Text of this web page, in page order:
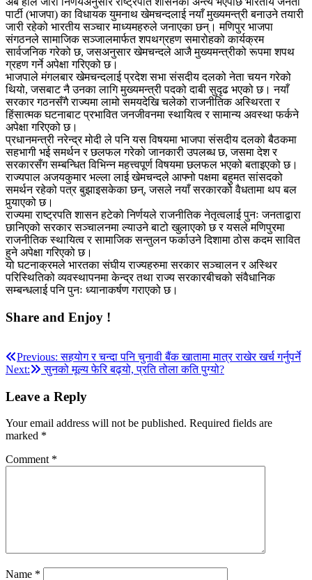
पार्टी (भाजपा) का विधायक युमनाथ खेमचन्दलाई नयाँ मुख्यमन्त्री बनाउने तयारी
जारी रहेको भारतीय सञ्चार माध्यमहरुले जनाएका छन्। मणिपुर भाजपा
संगठनले सामाजिक सञ्जालमार्फत शपथग्रहण समारोहको कार्यक्रम
सार्वजनिक गरेको छ, जसअनुसार खेमचन्दले आजै मुख्यमन्त्रीको रूपमा शपथ
ग्रहण गर्ने अपेक्षा गरिएको छ।
भाजपाले मंगलबार खेमचन्दलाई प्रदेश सभा संसदीय दलको नेता चयन गरेको
थियो, जसबाट नै उनका लागि मुख्यमन्त्री पदको दाबी सुदृढ भएको छ। नयाँ
सरकार गठनसँगै राज्यमा लामो समयदेखि चलेको राजनीतिक अस्थिरता र
हिंसात्मक घटनाबाट प्रभावित जनजीवनमा स्थायित्व र सामान्य अवस्था फर्कने
अपेक्षा गरिएको छ।
प्रधानमन्त्री नरेन्द्र मोदी ले पनि यस विषयमा भाजपा संसदीय दलको बैठकमा
सहभागी भई समर्थन र छलफल गरेको जानकारी उपलब्ध छ, जसमा देश र
सरकारसँग सम्बन्धित विभिन्न महत्त्वपूर्ण विषयमा छलफल भएको बताइएको छ।
राज्यपाल अजयकुमार भल्ला लाई खेमचन्दले आफ्नो पक्षमा बहुमत सांसदको
समर्थन रहेको पत्र बुझाइसकेका छन्, जसले नयाँ सरकारको वैधतामा थप बल
पुर्‍याएको छ।
राज्यमा राष्ट्रपति शासन हटेको निर्णयले राजनीतिक नेतृत्वलाई पुनः जनताद्वारा
छानिएको सरकार सञ्चालनमा ल्याउने बाटो खुलाएको छ र यसले मणिपुरमा
राजनीतिक स्थायित्व र सामाजिक सन्तुलन फर्काउने दिशामा ठोस कदम सावित
हुने अपेक्षा गरिएको छ।
यो घटनाक्रमले भारतका संघीय राज्यहरुमा सरकार सञ्चालन र अस्थिर
परिस्थितिको व्यवस्थापनमा केन्द्र तथा राज्य सरकारबीचको संवैधानिक
सम्बन्धलाई पनि पुनः ध्यानाकर्षण गराएको छ।
Share and Enjoy !
Post
navigation
Previous: सहयोग र चन्दा पनि चुनावी बैंक खातामा मात्र राखेर खर्च गर्नुपर्ने
Next:
सुनको मूल्य फेरि बढ्यो, प्रति तोला कति पुग्यो?
Leave a Reply
Your email address will not be published. Required fields are
marked *
Comment *
Name *